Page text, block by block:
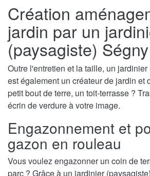
Création
jardin par un
(paysagiste)
Outre l'entretien et la taille, un
est également un créateur de jardin et
petit bout de terre, un toit-terrasse ?
écrin de verdure à votre image.
Engazonnement et
gazon en rouleau
Vous voulez engazonner un coin de
parc ? Grâce à un jardinier